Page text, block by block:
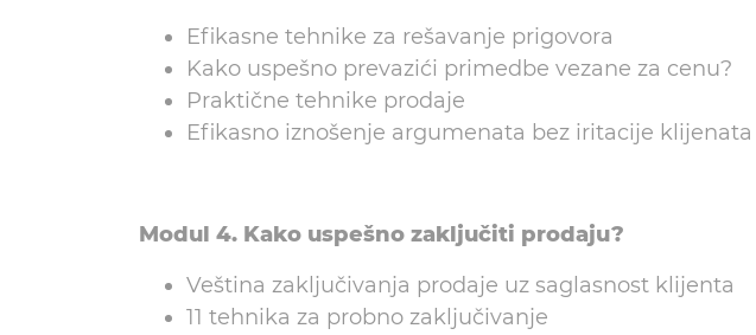
Efikasne tehnike za rešavanje prigovora
Kako uspešno prevazići primedbe vezane za cenu?
Praktične tehnike prodaje
Efikasno iznošenje argumenata bez iritacije klijenata
Modul 4. Kako uspešno zaključiti prodaju?
Veština zaključivanja prodaje uz saglasnost klijenta
11 tehnika za probno zaključivanje